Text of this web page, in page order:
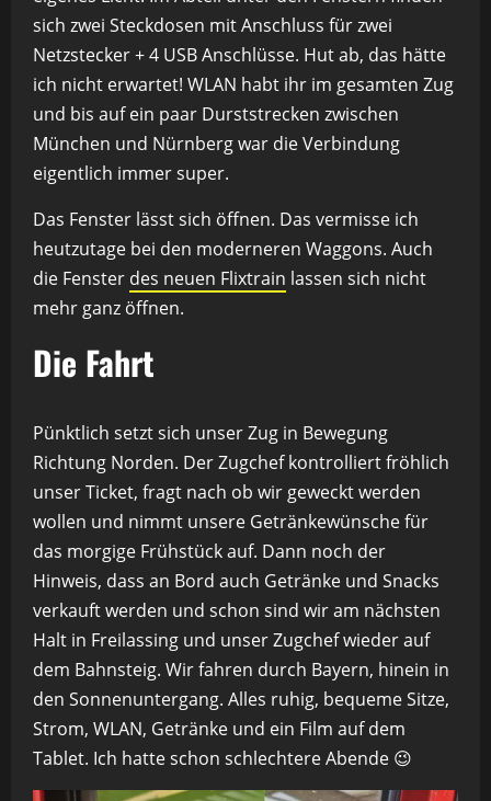
sich zwei Steckdosen mit Anschluss für zwei
Netzstecker + 4 USB Anschlüsse. Hut ab, das hätte
ich nicht erwartet! WLAN habt ihr im gesamten Zug
und bis auf ein paar Durststrecken zwischen
München und Nürnberg war die Verbindung
eigentlich immer super.
Das Fenster lässt sich öffnen. Das vermisse ich
heutzutage bei den moderneren Waggons. Auch
die Fenster des neuen Flixtrain lassen sich nicht
mehr ganz öffnen.
Die Fahrt
Pünktlich setzt sich unser Zug in Bewegung
Richtung Norden. Der Zugchef kontrolliert fröhlich
unser Ticket, fragt nach ob wir geweckt werden
wollen und nimmt unsere Getränkewünsche für
das morgige Frühstück auf. Dann noch der
Hinweis, dass an Bord auch Getränke und Snacks
verkauft werden und schon sind wir am nächsten
Halt in Freilassing und unser Zugchef wieder auf
dem Bahnsteig. Wir fahren durch Bayern, hinein in
den Sonnenuntergang. Alles ruhig, bequeme Sitze,
Strom, WLAN, Getränke und ein Film auf dem
Tablet. Ich hatte schon schlechtere Abende 😉